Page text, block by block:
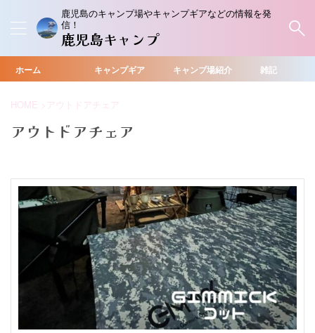
鹿児島のキャンプ場やキャンプギアなどの情報を発
信！
鹿児島キャンプ
ホーム キャンプギア キャンプ場紹介 雑記
HOME > アウトドアチェア
アウトドアチェア